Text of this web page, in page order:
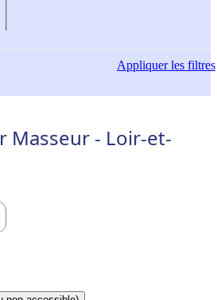
Appliquerles filtres
Masseur - Loir-et-